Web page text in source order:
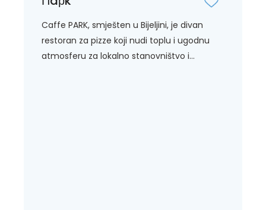
Caffe PARK, smješten u Bijeljini, je divan
restoran za pizze koji nudi toplu i ugodnu
atmosferu za lokalno stanovništvo i...